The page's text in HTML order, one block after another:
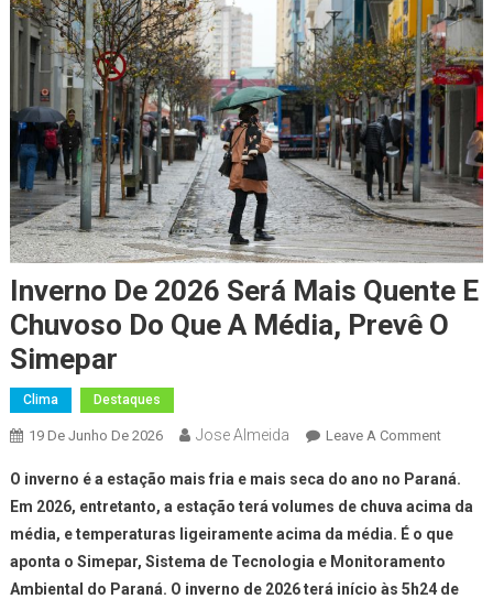
Inverno De 2026 Será Mais Quente E
Chuvoso Do Que A Média, Prevê O
Simepar
Clima Destaques
19 De Junho De 2026 Jose Almeida Leave A CommentOn
De
2026
Será
Mais
Quente
O inverno é a estação mais fria e mais seca do ano no Paraná.
Em 2026, entretanto, a estação terá volumes de chuva acima da
média, e temperaturas ligeiramente acima da média. É o que
aponta o Simepar, Sistema de Tecnologia e Monitoramento
Ambiental do Paraná. O inverno de 2026 terá início às 5h24 de